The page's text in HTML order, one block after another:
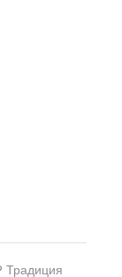
Традиция